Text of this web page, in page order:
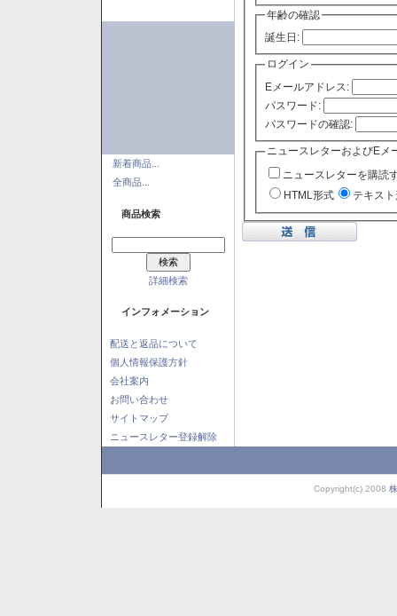
新着商品...
全商品...
商品検索
詳細検索
インフォメーション
配送と返品について
個人情報保護方針
会社案内
お問い合わせ
サイトマップ
ニュースレター登録解除
年齢の確認
誕生日:
ログイン
Eメールアドレス:
パスワード:
パスワードの確認:
ニュースレターおよびEメ
ニュースレターを購読
HTML形式
テキス
Copyright(c) 2008